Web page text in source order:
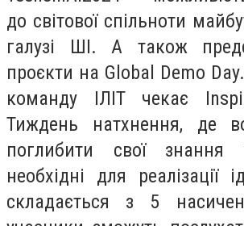
до світової спільноти
галузі ШІ. А також
проєкти на Global Demo
команду ІЛІТ чекає
Тиждень натхнення, де
поглибити свої знання
необхідні для реалізації
складається з 5